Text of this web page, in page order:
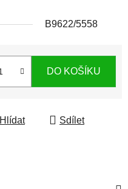
B9622/5558
DO KOŠÍKU
Hlídat Sdílet